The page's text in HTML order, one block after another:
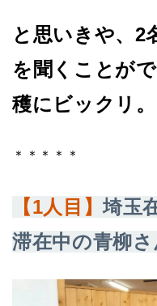
と思いきや、2
を聞くことが
穫にビックリ。
＊＊＊＊＊
【1人目】埼玉
滞在中の青柳さ